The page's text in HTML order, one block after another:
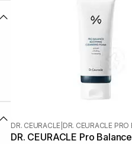
DR. CEURACLE DR. CEURACLE PRO
DR. CEURACLE Pro